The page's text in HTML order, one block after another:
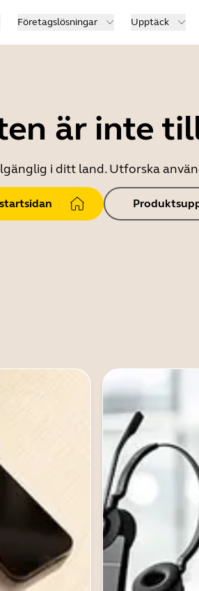
Företagslösningar Upptäck
är inte
i ditt land. Utforska